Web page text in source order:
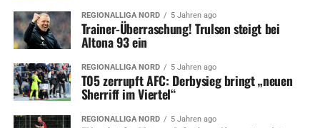
REGIONALLIGA NORD 5 Jahren ago
Trainer-Überraschung! Trulsen steigt bei
Altona 93 ein
REGIONALLIGA NORD 5 Jahren ago
T05 zerrupft AFC: Derbysieg bringt „neuen
Sherriff im Viertel“
REGIONALLIGA NORD 5 Jahren ago